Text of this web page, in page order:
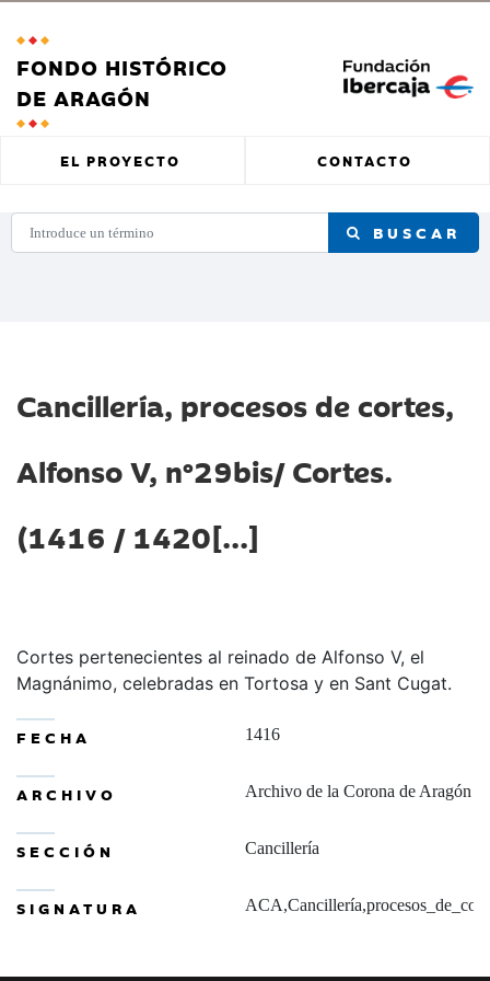
FONDO HISTÓRICO
DE ARAGÓN
EL PROYECTO CONTACTO
BUSCAR
Cancillería, procesos de cortes,
Alfonso V, nº29bis/ Cortes.
(1416 / 1420[...]
Cortes pertenecientes al reinado de Alfonso V, el
Magnánimo, celebradas en Tortosa y en Sant Cugat.
FECHA 1416
ARCHIVO Archivo de la Corona de Aragón
SECCIÓN Cancillería
SIGNATURA